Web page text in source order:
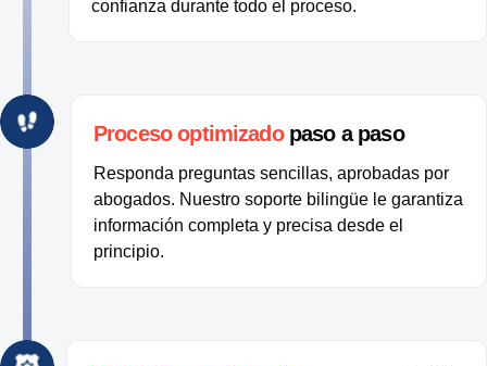
confianza durante todo el proceso.
Proceso optimizadopaso a paso
Responda preguntas sencillas, aprobadas por
abogados. Nuestro soporte bilingüe le garantiza
información completa y precisa desde el
principio.